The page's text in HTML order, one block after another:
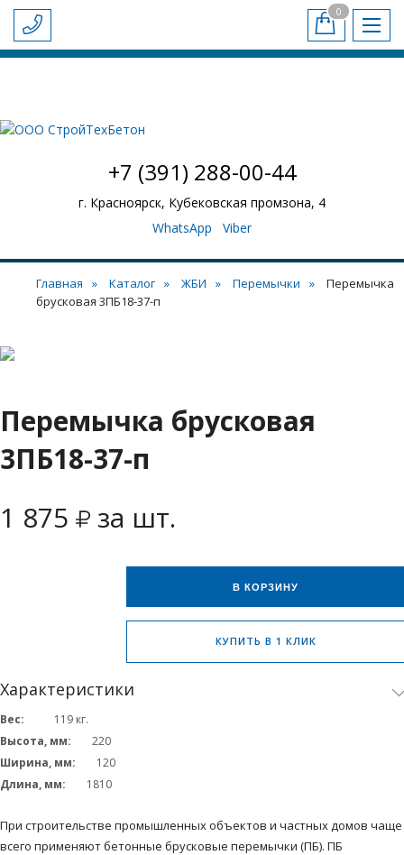
БЕТОН И РАСТВОР ПЛИТЫ ПЕРЕКРЫТИЯ
НАШ АВТОПАРК
+7 (391) 288-00-44
г. Красноярск, Кубековская промзона, 4
WhatsApp
Viber
0
Главная Каталог ЖБИ Перемычки
Перемычка
брусковая 3ПБ18-37-п
Перемычка брусковая
3ПБ18-37-п
1 875
за шт.
В КОРЗИНУ
КУПИТЬ В 1 КЛИК
Характеристики
Вес: 119 кг.
Высота, мм:
220
Ширина, мм:
120
Длина, мм:
1810
При строительстве промышленных объектов и частных домов чаще
всего применяют бетонные брусковые перемычки (ПБ). ПБ